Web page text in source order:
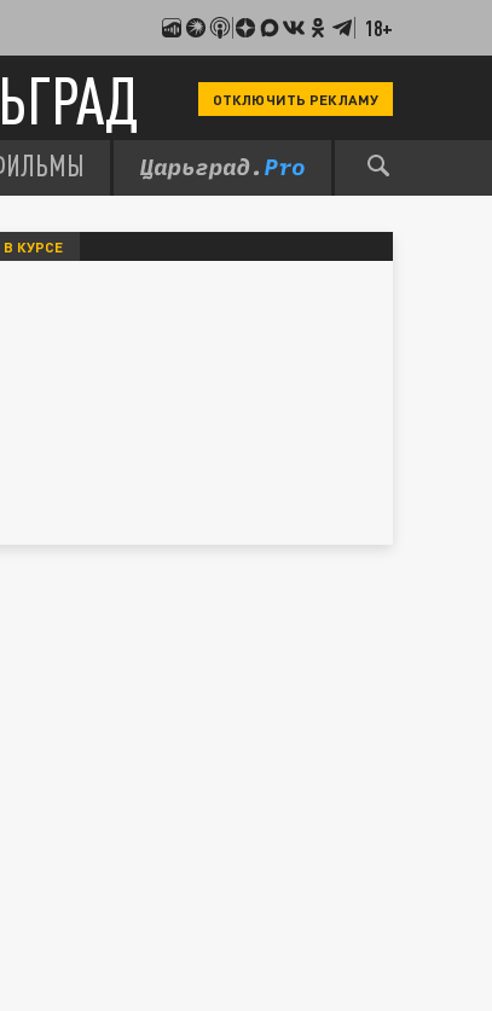
18+
ОТКЛЮЧИТЬ РЕКЛАМУ
КУРСЕ